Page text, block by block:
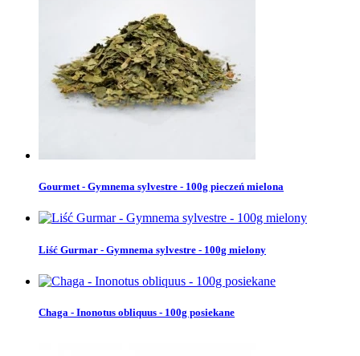
Gourmet - Gymnema sylvestre - 100g pieczeń mielona
Liść Gurmar - Gymnema sylvestre - 100g mielony
Chaga - Inonotus obliquus - 100g posiekane